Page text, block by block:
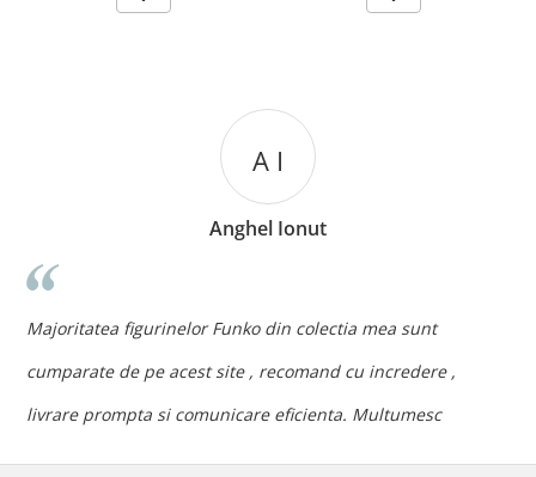
A I
Anghel Ionut
Majoritatea figurinelor Funko din colectia mea sunt
cumparate de pe acest site , recomand cu incredere ,
livrare prompta si comunicare eficienta. Multumesc